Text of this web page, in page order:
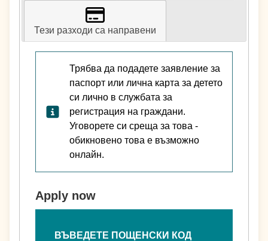
Тези разходи са направени
Трябва да подадете заявление за
паспорт или лична карта за детето
си лично в службата за
регистрация на граждани.
Уговорете си среща за това -
обикновено това е възможно
онлайн.
Apply now
ВЪВЕДЕТЕ ПОЩЕНСКИ КОД